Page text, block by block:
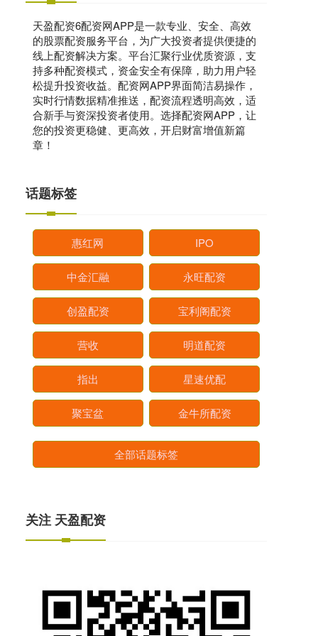
天盈配资6配资网APP是一款专业、安全、高效
的股票配资服务平台，为广大投资者提供便捷的
线上配资解决方案。平台汇聚行业优质资源，支
持多种配资模式，资金安全有保障，助力用户轻
松提升投资收益。配资网APP界面简洁易操作，
实时行情数据精准推送，配资流程透明高效，适
合新手与资深投资者使用。选择配资网APP，让
您的投资更稳健、更高效，开启财富增值新篇
章！
话题标签
惠红网 IPO
中金汇融 永旺配资
创盈配资 宝利阁配资
营收 明道配资
指出 星速优配
聚宝盆 金牛所配资
全部话题标签
关注 天盈配资